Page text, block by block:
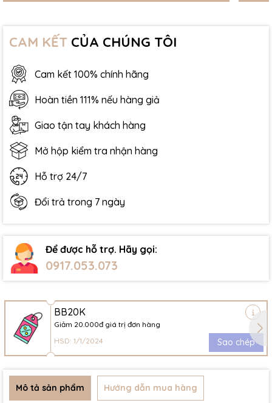
CAM KẾT CỦA CHÚNG TÔI
Cam kết 100% chính hãng
Hoàn tiền 111% nếu hàng giả
Giao tận tay khách hàng
Mở hộp kiểm tra nhận hàng
Hỗ trợ 24/7
Đổi trả trong 7 ngày
Để được hỗ trợ. Hãy gọi:
0917.053.073
BB20K
Giảm 20.000đ giá trị đơn hàng
HSD: 1/1/2024
Sao chép
Mô tả sản phẩm Hướng dẫn mua hàng